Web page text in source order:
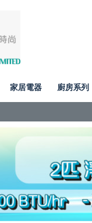
家居電器 廚房系列